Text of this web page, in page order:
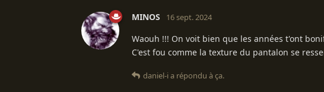
MINOS 16 sept. 2024
Waouh !!! On voit bien que les années t'ont
C'est fou comme la texture du pantalon se
daniel-ia répondu à ça.